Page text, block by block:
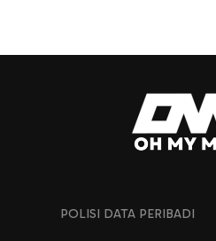
POLISI DATA PERIBADI